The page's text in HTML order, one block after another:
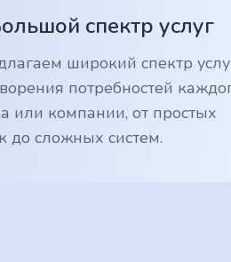
спектр услуг
широкий спектр
потребностей
или компании, от простых
до сложных систем.